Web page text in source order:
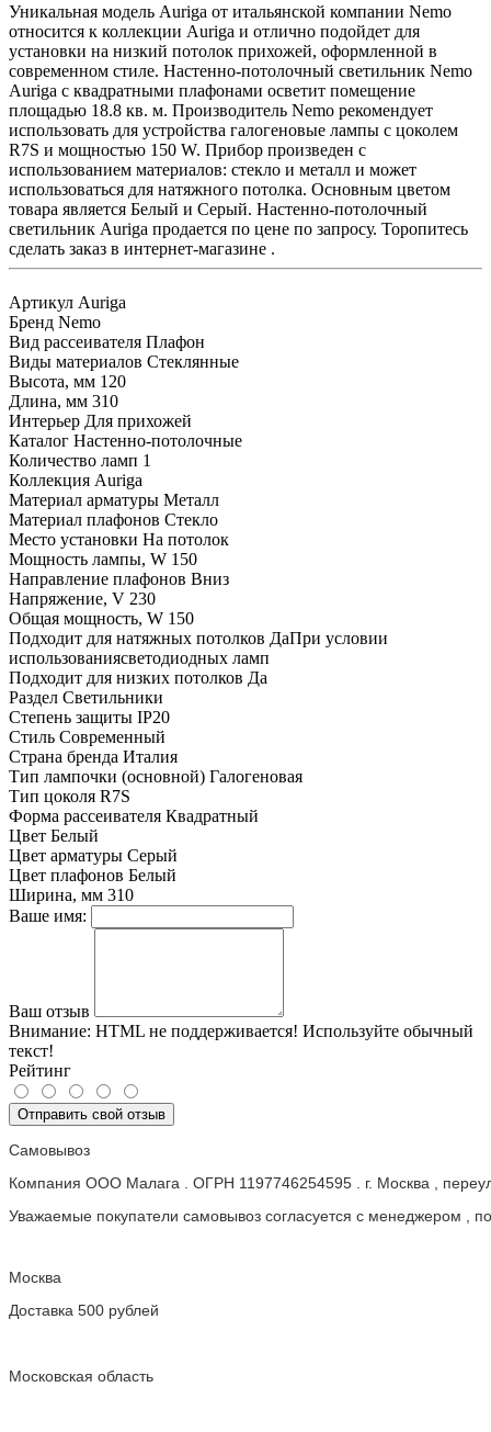
Уникальная модель Auriga от итальянской компании Nemo
относится к коллекции Auriga и отлично подойдет для
установки на низкий потолок прихожей, оформленной в
современном стиле. Настенно-потолочный светильник Nemo
Auriga с квадратными плафонами осветит помещение
площадью 18.8 кв. м. Производитель Nemo рекомендует
использовать для устройства галогеновые лампы с цоколем
R7S и мощностью 150 W. Прибор произведен с
использованием материалов: стекло и металл и может
использоваться для натяжного потолка. Основным цветом
товара является Белый и Серый. Настенно-потолочный
светильник Auriga продается по цене по запросу. Торопитесь
сделать заказ в интернет-магазине .
Артикул Auriga
Бренд Nemo
Вид рассеивателя Плафон
Виды материалов Стеклянные
Высота, мм 120
Длина, мм 310
Интерьер Для прихожей
Каталог Настенно-потолочные
Количество ламп 1
Коллекция Auriga
Материал арматуры Металл
Материал плафонов Стекло
Место установки На потолок
Мощность лампы, W 150
Направление плафонов Вниз
Напряжение, V 230
Общая мощность, W 150
Подходит для натяжных потолков ДаПри условии
использованиясветодиодных ламп
Подходит для низких потолков Да
Раздел Светильники
Степень защиты IP20
Стиль Современный
Страна бренда Италия
Тип лампочки (основной) Галогеновая
Тип цоколя R7S
Форма рассеивателя Квадратный
Цвет Белый
Цвет арматуры Серый
Цвет плафонов Белый
Ширина, мм 310
Ваше имя:
Ваш отзыв
Внимание: HTML не поддерживается! Используйте обычный
текст!
Рейтинг
Отправить свой отзыв
Самовывоз
Компания ООО Малага . ОГРН 1197746254595 . г. Москва ,
Уважаемые покупатели самовывоз согласуется с менеджером ,
Москва
Доставка 500 рублей
Московская область